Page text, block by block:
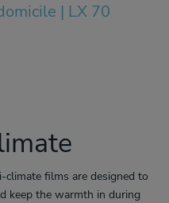
| LX 70
films are designed to
keep the warmth in during